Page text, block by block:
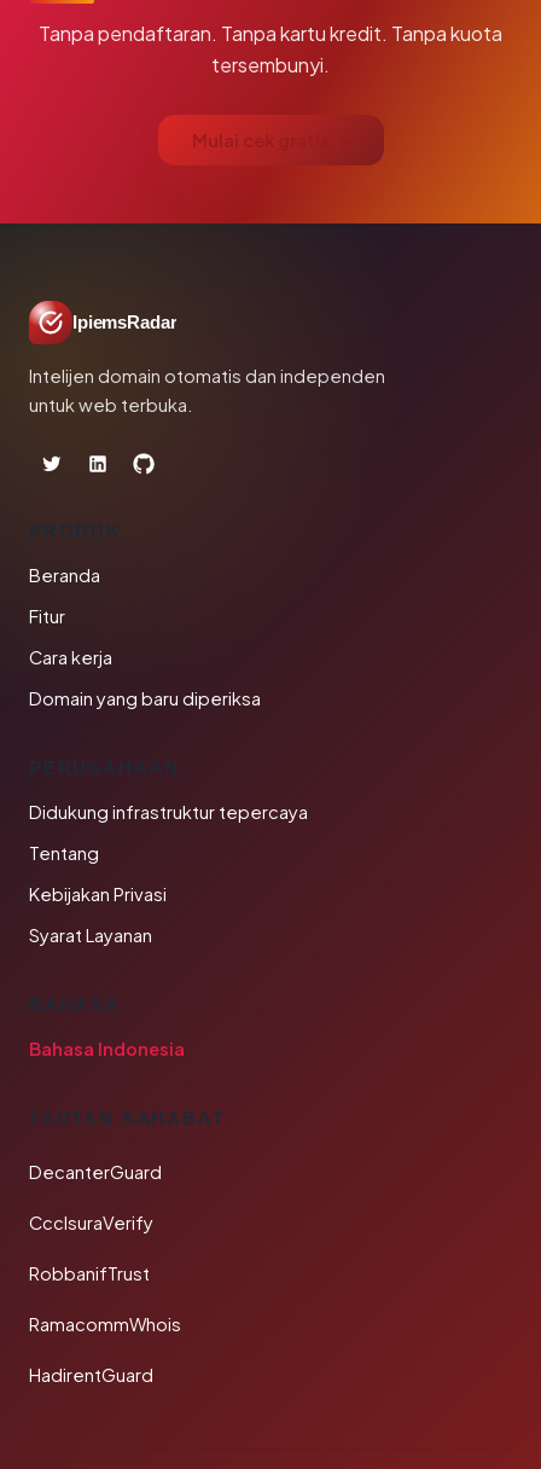
Tanpa pendaftaran. Tanpa kartu kredit. Tanpa kuota
tersembunyi.
Mulai cek gratis →
IpiemsRadar
Intelijen domain otomatis dan independen
untuk web terbuka.
PRODUK
Beranda
Fitur
Cara kerja
Domain yang baru diperiksa
PERUSAHAAN
Didukung infrastruktur tepercaya
Tentang
Kebijakan Privasi
Syarat Layanan
BAHASA
Bahasa Indonesia
TAUTAN SAHABAT
DecanterGuard
CcclsuraVerify
RobbanifTrust
RamacommWhois
HadirentGuard